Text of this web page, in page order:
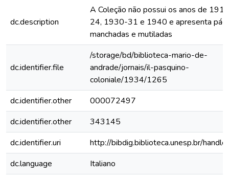
dc.description
A Coleção não possui os anos de
24, 1930-31 e 1940 e apresenta
manchadas e mutiladas
dc.identifier.file
/storage/bd/biblioteca-mario-de-
andrade/jornais/il-pasquino-
coloniale/1934/1265
dc.identifier.other
000072497
dc.identifier.other
343145
dc.identifier.uri
http://bibdig.biblioteca.unesp.br/
dc.language
Italiano